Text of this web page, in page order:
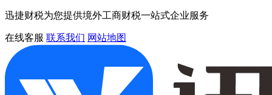
迅捷财税为您提供境外工商财税一站式企业服务
在线客服 联系我们 网站地图